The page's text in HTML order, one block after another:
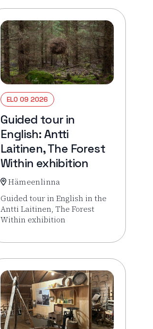
ELO 09 2026
Guided tour in
English: Antti
Laitinen, The Forest
Within exhibition
Hämeenlinna
Guided tour in English in the
Antti Laitinen, The Forest
Within exhibition
Lue lisää tapahtumasta Guided tour in